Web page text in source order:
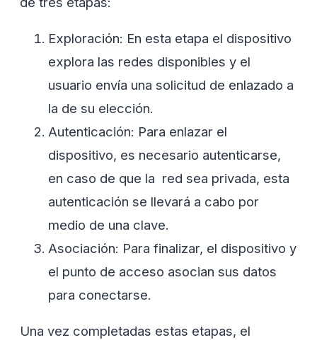
Exploración: En esta etapa el dispositivo
explora las redes disponibles y el
usuario envía una solicitud de enlazado a
la de su elección.
Autenticación: Para enlazar el
dispositivo, es necesario autenticarse,
en caso de que la red sea privada, esta
autenticación se llevará a cabo por
medio de una clave.
Asociación: Para finalizar, el dispositivo y
el punto de acceso asocian sus datos
para conectarse.
Una vez completadas estas etapas, el